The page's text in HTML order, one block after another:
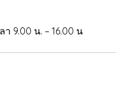
9.00 น. – 16.00 น